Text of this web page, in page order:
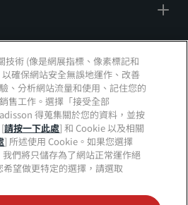
threadstwitterlinkedin
過我們最熱門的優惠
技術 (像是網展指標、像素標記和
確保網站安全無誤地運作、改善
、分析網站流量和使用、記住您的
售工作。選擇「接受全部
得蒐集關於您的資料，並按
[請按一下此處] 和 Cookie 以及相關
] 所述使用 Cookie。如果您選擇
我們將只儲存為了網站正常運作絕
望做更特定的選擇，請選取